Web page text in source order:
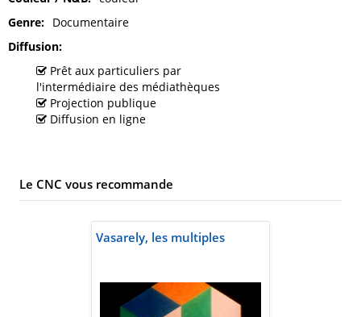
Genre
Documentaire
Diffusion
Prêt aux particuliers par
l'intermédiaire des médiathèques
Projection publique
Diffusion en ligne
Le CNC vous recommande
Vasarely, les multiples